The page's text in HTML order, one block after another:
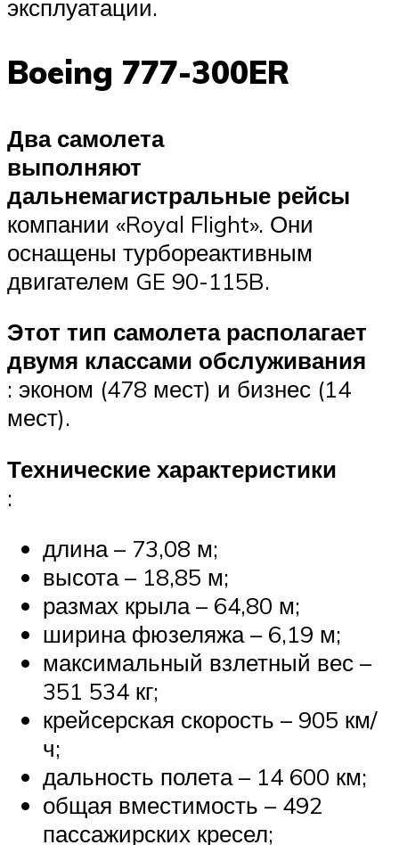
эксплуатации.
Boeing 777-300ER
Два самолета
выполняют
дальнемагистральные рейсы
компании «Royal Flight». Они
оснащены турбореактивным
двигателем GE 90-115B.
Этот тип самолета располагает
двумя классами обслуживания
: эконом (478 мест) и бизнес (14
мест).
Технические характеристики
:
длина – 73,08 м;
высота – 18,85 м;
размах крыла – 64,80 м;
ширина фюзеляжа – 6,19 м;
максимальный взлетный вес –
351 534 кг;
крейсерская скорость – 905 км/
ч;
дальность полета – 14 600 км;
общая вместимость – 492
пассажирских кресел;